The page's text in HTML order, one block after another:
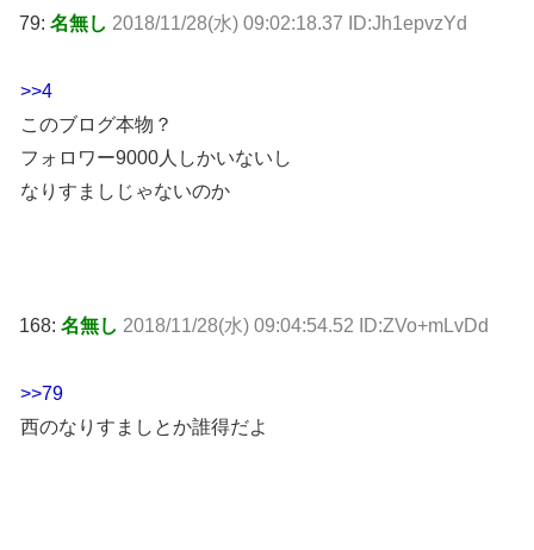
79: 名無し 2018/11/28(水) 09:02:18.37 ID:Jh1epvzYd
>>4
このブログ本物？
フォロワー9000人しかいないし
なりすましじゃないのか
168: 名無し 2018/11/28(水) 09:04:54.52 ID:ZVo+mLvDd
>>79
西のなりすましとか誰得だよ